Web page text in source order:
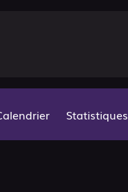
Statistiques